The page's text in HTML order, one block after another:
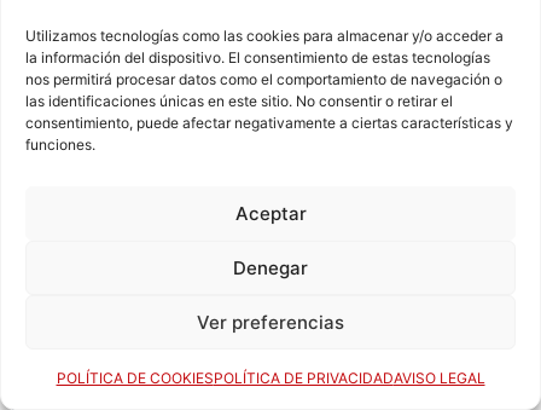
Utilizamos tecnologías como las cookies para almacenar y/o acceder a
la información del dispositivo. El consentimiento de estas tecnologías
nos permitirá procesar datos como el comportamiento de navegación o
las identificaciones únicas en este sitio. No consentir o retirar el
consentimiento, puede afectar negativamente a ciertas características y
funciones.
Aceptar
Denegar
Ver preferencias
POLÍTICA DE COOKIESPOLÍTICA DE PRIVACIDADAVISO LEGAL
TEMPORADA 2003-04
TEMPORADA 2003-04
TEMPORADA 2003-04